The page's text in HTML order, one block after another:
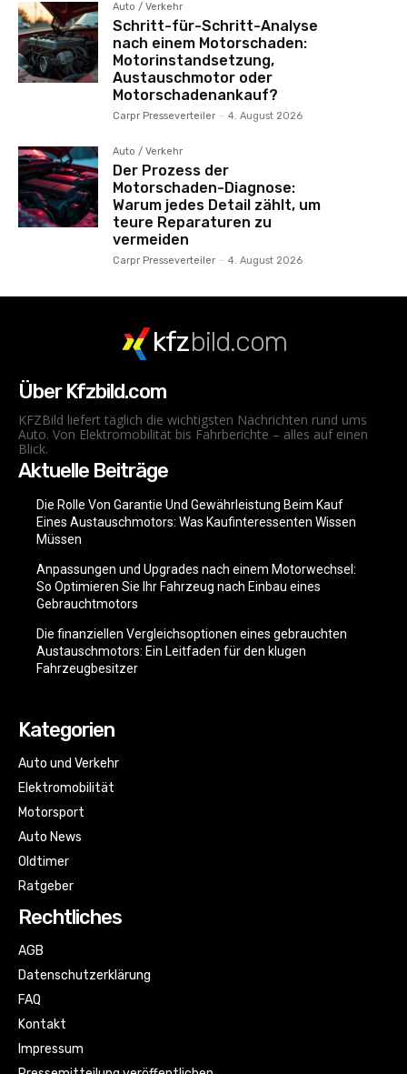
Auto / Verkehr
Schritt-für-Schritt-Analyse
nach einem Motorschaden:
Motorinstandsetzung,
Austauschmotor oder
Motorschadenankauf?
Carpr Presseverteiler - 4. August 2026
Auto / Verkehr
Der Prozess der
Motorschaden-Diagnose:
Warum jedes Detail zählt, um
teure Reparaturen zu
vermeiden
Carpr Presseverteiler - 4. August 2026
kfzbild.com
Über Kfzbild.com
KFZBild liefert täglich die wichtigsten Nachrichten rund ums
Auto. Von Elektromobilität bis Fahrberichte – alles auf einen
Blick.
Aktuelle Beiträge
Die Rolle Von Garantie Und Gewährleistung Beim Kauf
Eines Austauschmotors: Was Kaufinteressenten Wissen
Müssen
Anpassungen und Upgrades nach einem Motorwechsel:
So Optimieren Sie Ihr Fahrzeug nach Einbau eines
Gebrauchtmotors
Die finanziellen Vergleichsoptionen eines gebrauchten
Austauschmotors: Ein Leitfaden für den klugen
Fahrzeugbesitzer
Kategorien
Auto und Verkehr
Elektromobilität
Motorsport
Auto News
Oldtimer
Ratgeber
Rechtliches
AGB
Datenschutzerklärung
FAQ
Kontakt
Impressum